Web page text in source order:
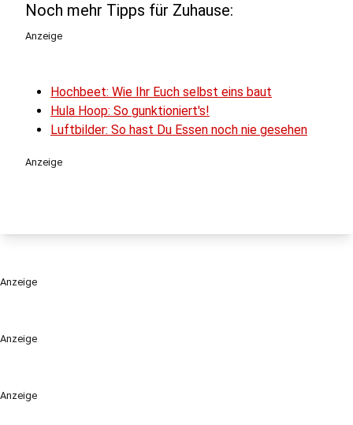
Anzeige
Anzeige
Noch mehr Tipps für Zuhause:
Anzeige
Hochbeet: Wie Ihr Euch selbst eins baut
Hula Hoop: So gunktioniert's!
Luftbilder: So hast Du Essen noch nie gesehen
Anzeige
Anzeige